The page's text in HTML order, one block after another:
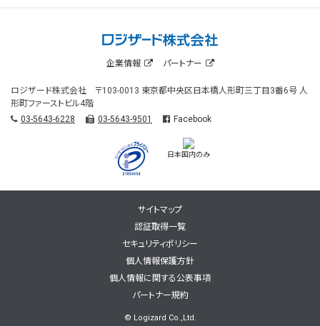
企業情報 パートナー
ロジザード株式会社 〒103-0013 東京都中央区日本橋人形町三丁目3番6号 人
形町ファーストビル4階
03-5643-6228
03-5643-9501 Facebook
日本国内のみ
サイトマップ
認証取得一覧
セキュリティポリシー
個人情報保護方針
個人情報に関する公表事項
パートナー規約
© Logizard Co.,Ltd.